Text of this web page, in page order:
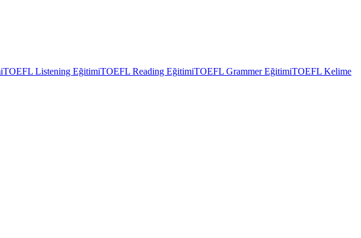
TOEFL Listening EğitimiTOEFL Reading EğitimiTOEFL Grammer EğitimiTOEFL Kelime